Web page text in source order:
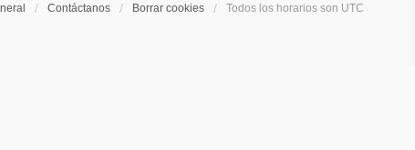
Contáctanos Borrar cookies Todos los horarios son UTC